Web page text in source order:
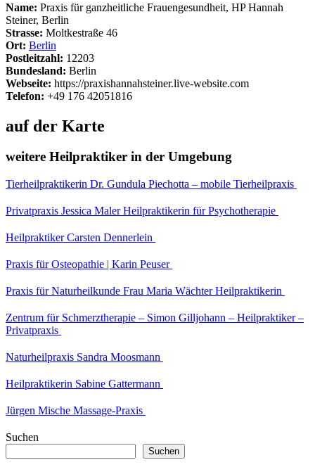
Name: Praxis für ganzheitliche Frauengesundheit, HP Hannah
Steiner, Berlin
Strasse: Moltkestraße 46
Ort: Berlin
Postleitzahl: 12203
Bundesland: Berlin
Webseite: https://praxishannahsteiner.live-website.com
Telefon: +49 176 42051816
auf der Karte
weitere Heilpraktiker in der Umgebung
Tierheilpraktikerin Dr. Gundula Piechotta – mobile Tierheilpraxis
Privatpraxis Jessica Maler Heilpraktikerin für Psychotherapie
Heilpraktiker Carsten Dennerlein
Praxis für Osteopathie | Karin Peuser
Praxis für Naturheilkunde Frau Maria Wächter Heilpraktikerin
Zentrum für Schmerztherapie – Simon Gilljohann – Heilpraktiker –
Privatpraxis
Naturheilpraxis Sandra Moosmann
Heilpraktikerin Sabine Gattermann
Jürgen Mische Massage-Praxis
Suchen
Suchen